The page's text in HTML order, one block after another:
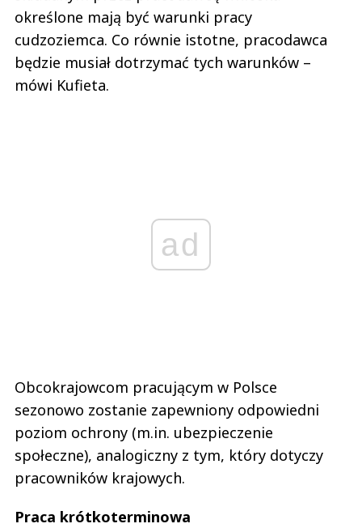
określone mają być warunki pracy
cudzoziemca. Co równie istotne, pracodawca
będzie musiał dotrzymać tych warunków –
mówi Kufieta.
ad
Obcokrajowcom pracującym w Polsce
sezonowo zostanie zapewniony odpowiedni
poziom ochrony (m.in. ubezpieczenie
społeczne), analogiczny z tym, który dotyczy
pracowników krajowych.
Praca krótkoterminowa